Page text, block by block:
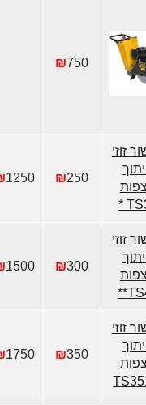
₪750
₪250
1250
₪300
1500
₪350
1750